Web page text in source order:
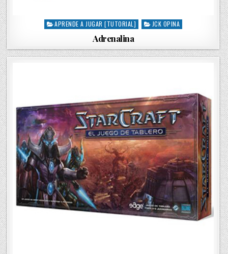
P
t
APRENDE A JUGAR [TUTORIAL] JCK OPINA
Adrenalina